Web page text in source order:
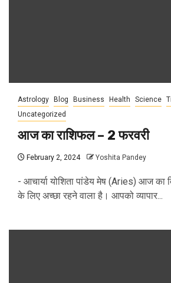
Astrology Blog Business Health Science
Uncategorized
आज का राशिफल – 2 फरवरी
February 2, 2024 Yoshita Pandey
- आचार्या योशिता पांडेय मेष (Aries) आज का
के लिए अच्छा रहने वाला है। आपको व्यापार...